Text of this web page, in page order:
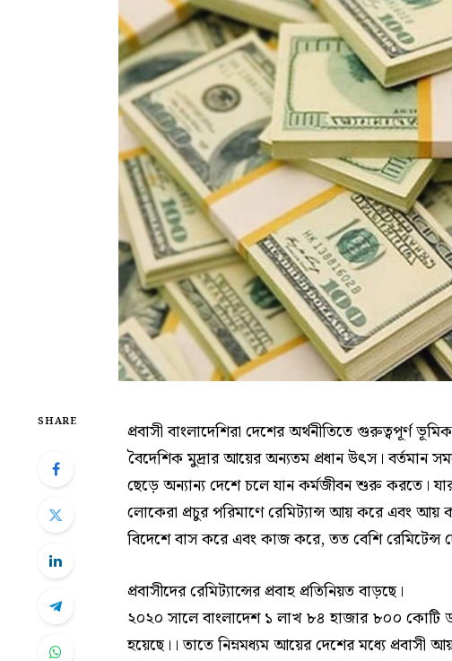
SHARE
প্রবাসী বাংলাদেশিরা দেশের অর্থনীতিতে গুরুত্বপূর্ণ
বৈদেশিক মুদ্রার আয়ের অন্যতম প্রধান উৎস। বর্তমান
ছেড়ে অন্যান্য দেশে চলে যান কর্মজীবন শুরু করতে।
লোকেরা প্রচুর পরিমাণে রেমিট্যান্স আয় করে এবং আয়
বিদেশে বাস করে এবং কাজ করে, তত বেশি রেমিটেন্স
প্রবাসীদের রেমিট্যান্সের প্রবাহ প্রতিনিয়ত বাড়ছে।
২০২০ সালে বাংলাদেশ ১ লাখ ৮৪ হাজার ৮০০ কোটি
হয়েছে।। তাতে নিম্নমধ্যম আয়ের দেশের মধ্যে প্রবাসী